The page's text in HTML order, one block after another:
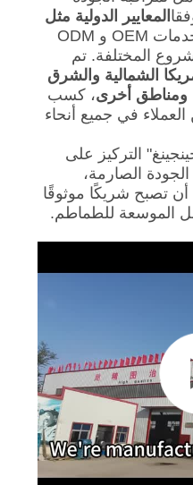
المعايير الدولية مثل
خدمات OEM و ODM
المختلفة. تم
الشمالية والشرق
ومناطق أخرى، كسب
العملاء في جميع أنحاء
التركيز على
الجودة الصارمة،
أن تصبح شريكًا موثوقًا
الموسعة للطماطم.